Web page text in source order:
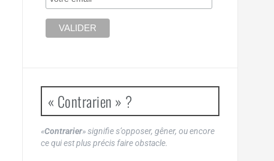
« Contrarien » ?
«Contrarier» signifie s’opposer, gêner, ou encore
ce qui est plus précis faire obstacle.